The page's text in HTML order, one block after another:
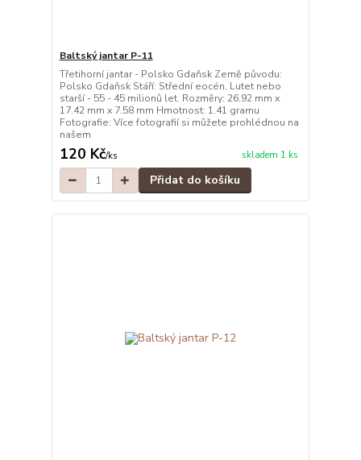
Baltský jantar P-11
Třetihorní jantar - Polsko Gdaňsk Země původu:
Polsko Gdaňsk Stáří: Střední eocén, Lutet nebo
starší - 55 - 45 milionů let. Rozměry: 26.92 mm x
17.42 mm x 7.58 mm Hmotnost: 1.41 gramu
Fotografie: Více fotografií si můžete prohlédnou na
našem
120 Kč/ks skladem 1 ks
Přidat do košíku